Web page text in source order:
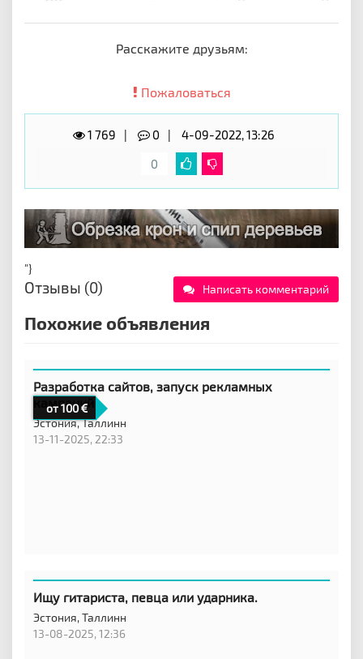
Расскажите друзьям:
Пожаловаться
1 769 0
4-09-2022, 13:26
0
"}
Отзывы (0) Написать комментарий
Похожие объявления
от 100
Разработка сайтов, запуск рекламных
кампаний
Эстония,Таллинн
13-11-2025, 22:33
Ищу гитариста, певца или ударника.
Эстония,Таллинн
13-08-2025, 12:36